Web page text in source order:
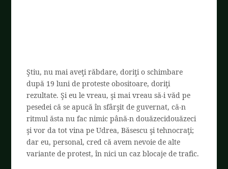
Ştiu, nu mai aveţi răbdare, doriţi o schimbare
după 19 luni de proteste obositoare, doriţi
rezultate. Şi eu le vreau, şi mai vreau să-i văd pe
pesedei că se apucă în sfârşit de guvernat, că-n
ritmul ăsta nu fac nimic până-n douăzecidouăzeci
şi vor da tot vina pe Udrea, Băsescu şi tehnocraţi;
dar eu, personal, cred că avem nevoie de alte
variante de protest, în nici un caz blocaje de trafic.